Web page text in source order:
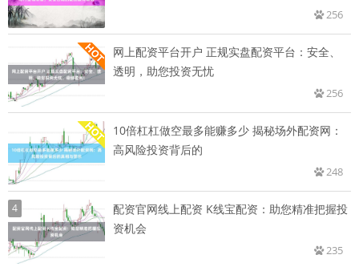
256
网上配资平台开户 正规实盘配资平台：安全、
透明，助您投资无忧
256
10倍杠杠做空最多能赚多少 揭秘场外配资网：
高风险投资背后的
248
4
配资官网线上配资 K线宝配资：助您精准把握投
资机会
235